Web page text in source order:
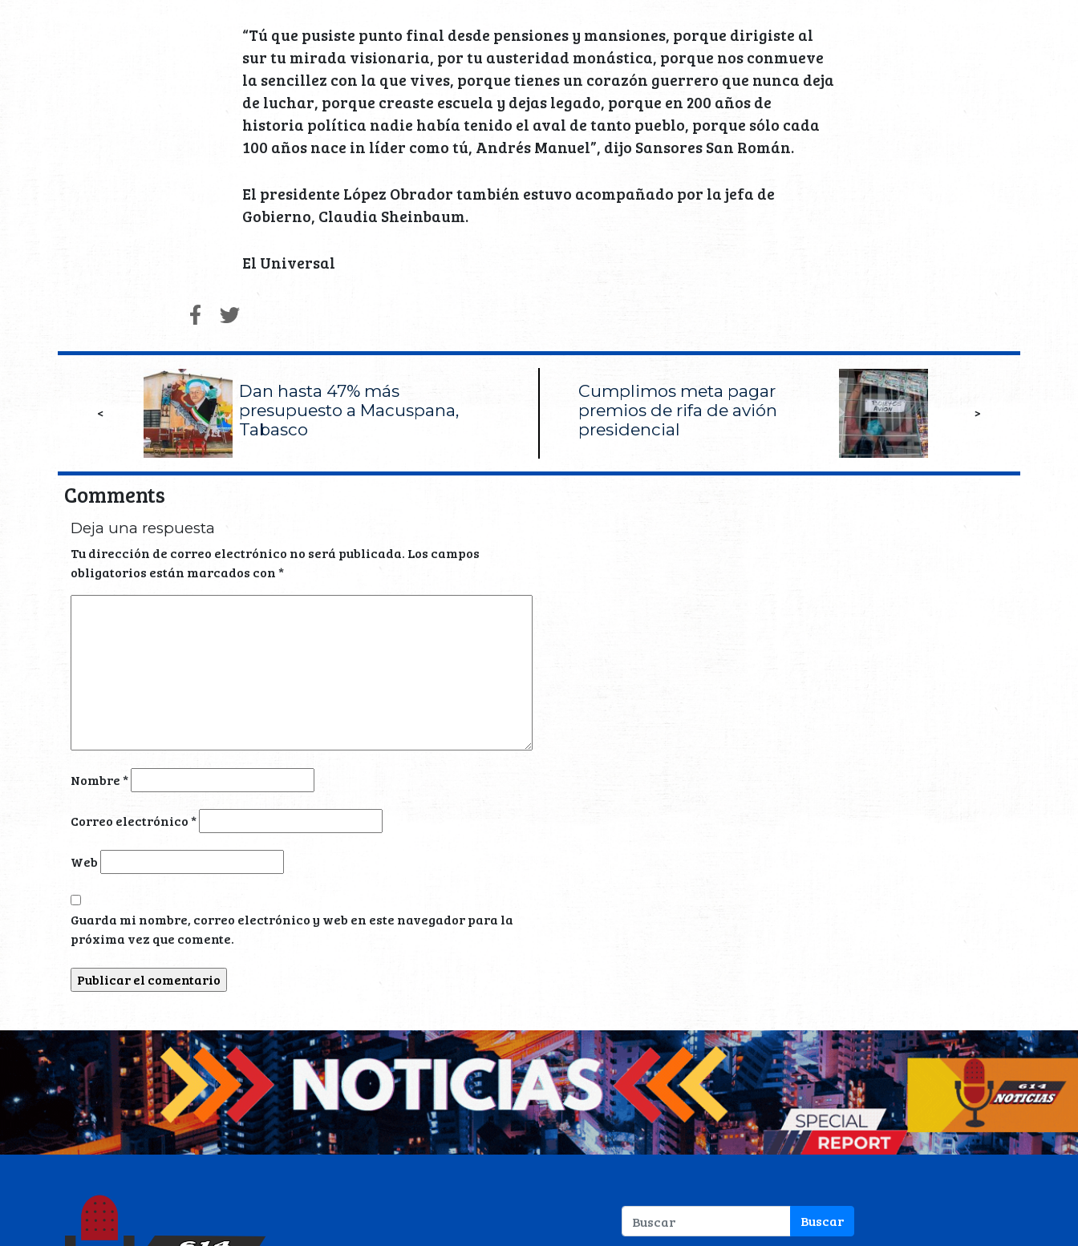
“Tú que pusiste punto final desde pensiones y mansiones, porque dirigiste al
sur tu mirada visionaria, por tu austeridad monástica, porque nos conmueve
la sencillez con la que vives, porque tienes un corazón guerrero que nunca deja
de luchar, porque creaste escuela y dejas legado, porque en 200 años de
historia política nadie había tenido el aval de tanto pueblo, porque sólo cada
100 años nace in líder como tú, Andrés Manuel”, dijo Sansores San Román.
El presidente López Obrador también estuvo acompañado por la jefa de
Gobierno, Claudia Sheinbaum.
El Universal
<
Dan hasta 47% más
presupuesto a Macuspana,
Tabasco
Cumplimos meta pagar
premios de rifa de avión
presidencial
>
Comments
Deja una respuesta
Tu dirección de correo electrónico no será publicada. Los campos
obligatorios están marcados con*
Nombre*
Correo electrónico*
Web
Guarda mi nombre, correo electrónico y web en este navegador para la
próxima vez que comente.